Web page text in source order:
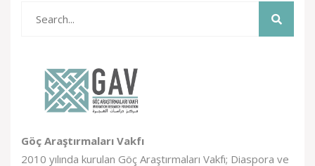
Göç Araştırmaları Vakfı
2010 yılında kurulan Göç Araştırmaları Vakfı; Diaspora ve